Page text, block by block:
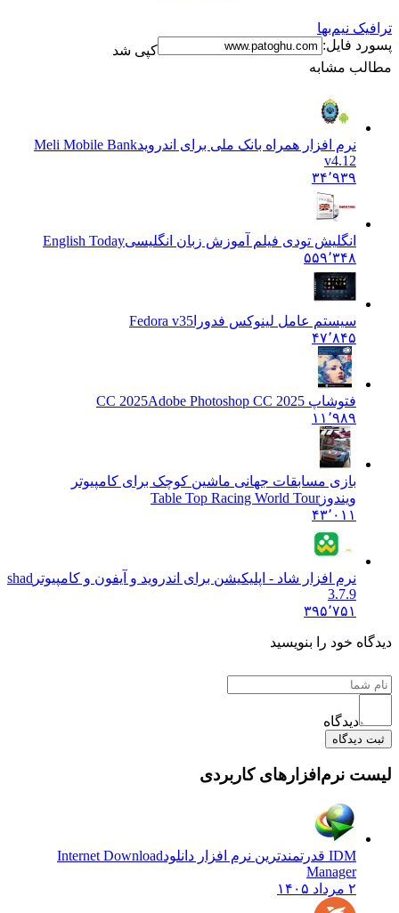
ترافیک نیم‌بها
پسورد فایل:
کپی شد
مطالب مشابه
نرم افزار همراه بانک ملی برای اندرویدMeli Mobile Bank
v4.12
۳۴٬۹۳۹
انگلیش تودی فیلم آموزش زبان انگليسیEnglish Today
۵۵۹٬۳۴۸
سیستم عامل لینوکس فدورا Fedora v35
۴۷٬۸۴۵
فتوشاپ CC 2025 Adobe Photoshop CC 2025
۱۱٬۹۸۹
بازی مسابقات جهانی ماشین کوچک برای کامپیوتر
ویندوزTable Top Racing World Tour
۴۳٬۰۱۱
نرم افزار شاد - اپلیکیشن برای اندروید و آیفون و کامپیوتر shad
3.7.9
۳۹۵٬۷۵۱
دیدگاه خود را بنویسید
دیدگاه
ثبت دیدگاه
لیست نرم‌افزارهای کاربردی
IDM قدرتمندترین نرم افزار دانلود
Internet Download
Manager
۲ مرداد ۱۴۰۵